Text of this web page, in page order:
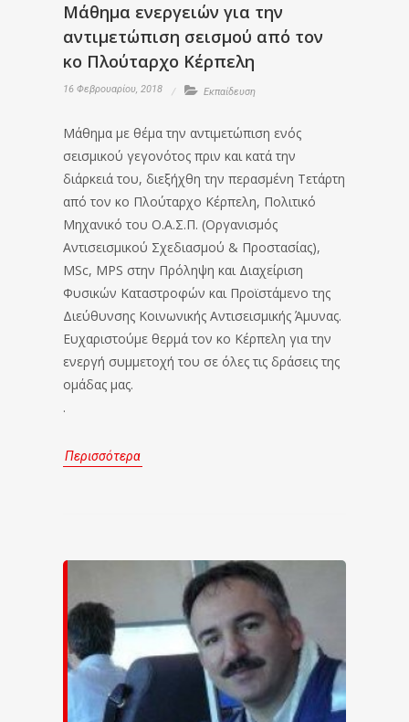
Μάθημα ενεργειών για την
αντιμετώπιση σεισμού από τον
κο Πλούταρχο Κέρπελη
16 Φεβρουαρίου, 2018 Εκπαίδευση
Μάθημα με θέμα την αντιμετώπιση ενός
σεισμικού γεγονότος πριν και κατά την
διάρκειά του, διεξήχθη την περασμένη Τετάρτη
από τον κο Πλούταρχο Κέρπελη, Πολιτικό
Μηχανικό του Ο.Α.Σ.Π. (Οργανισμός
Αντισεισμικού Σχεδιασμού & Προστασίας),
MSc, MPS στην Πρόληψη και Διαχείριση
Φυσικών Καταστροφών και Προϊστάμενο της
Διεύθυνσης Κοινωνικής Αντισεισμικής Άμυνας.
Ευχαριστούμε θερμά τον κο Κέρπελη για την
ενεργή συμμετοχή του σε όλες τις δράσεις της
ομάδας μας.
.
Περισσότερα